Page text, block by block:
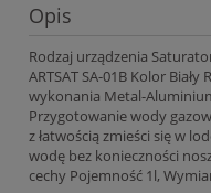
Opis
Rodzaj urządzenia
ARTSAT SA-01B Kolor
wykonania Metal-
Przygotowanie wody
z łatwością zmieści się w
wodę bez konieczności
cechy Pojemność 1l,